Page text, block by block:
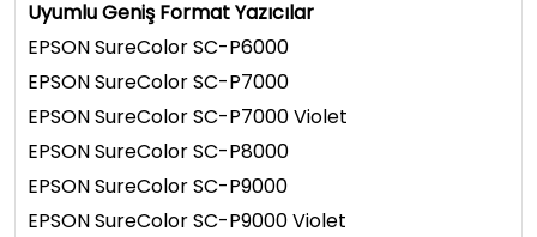
Uyumlu Geniş Format Yazıcılar
EPSON SureColor SC-P6000
EPSON SureColor SC-P7000
EPSON SureColor SC-P7000 Violet
EPSON SureColor SC-P8000
EPSON SureColor SC-P9000
EPSON SureColor SC-P9000 Violet